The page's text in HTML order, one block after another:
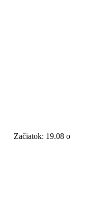
Začiatok: 19.08 o